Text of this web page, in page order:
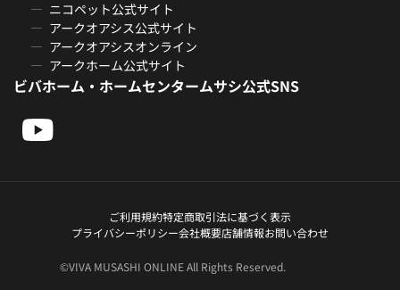
ニコペット公式サイト
アークオアシス公式サイト
アークオアシスオンライン
アークホーム公式サイト
ビバホーム・ホームセンタームサシ公式SNS
ご利用規約特定商取引法に基づく表示
プライバシーポリシー会社概要店舗情報お問い合わせ
©VIVA MUSASHI ONLINE All Rights Reserved.